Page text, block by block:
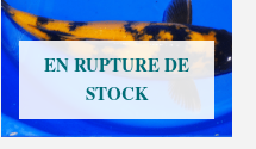
EN RUPTURE DE
STOCK